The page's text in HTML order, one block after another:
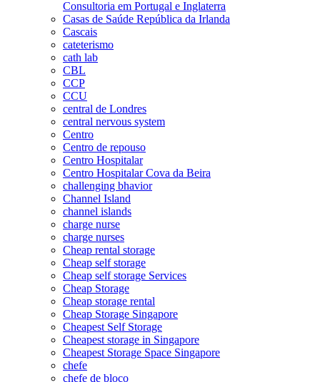
Consultoria em Portugal e Inglaterra
Casas de Saúde República da Irlanda
Cascais
cateterismo
cath lab
CBL
CCP
CCU
central de Londres
central nervous system
Centro
Centro de repouso
Centro Hospitalar
Centro Hospitalar Cova da Beira
challenging bhavior
Channel Island
channel islands
charge nurse
charge nurses
Cheap rental storage
Cheap self storage
Cheap self storage Services
Cheap Storage
Cheap storage rental
Cheap Storage Singapore
Cheapest Self Storage
Cheapest storage in Singapore
Cheapest Storage Space Singapore
chefe
chefe de bloco